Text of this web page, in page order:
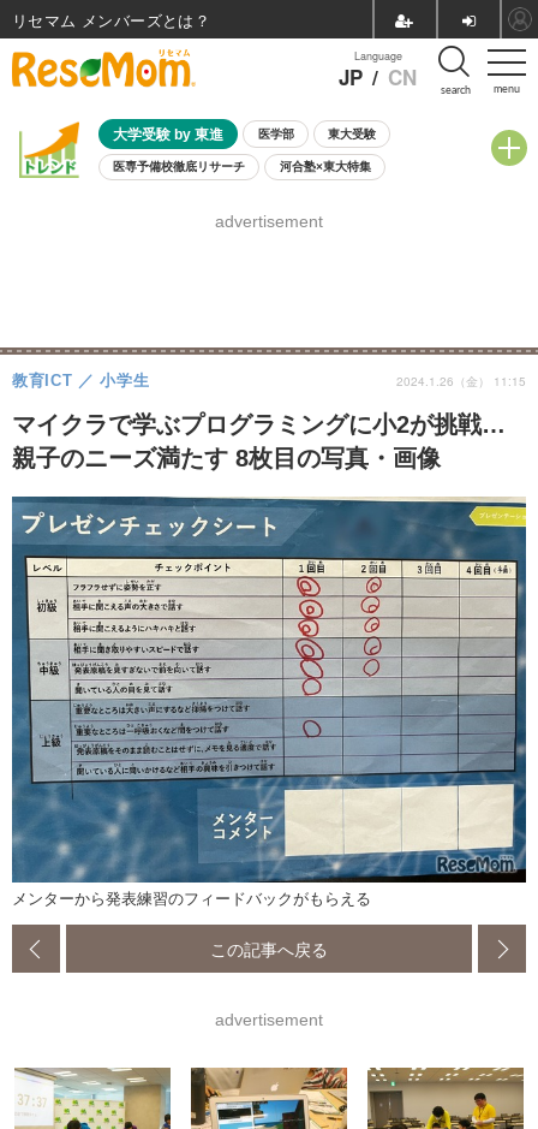
menu
Language
JP / CN search
大学受験 by 東進 医学部 東大受験
医専予備校徹底リサーチ 河合塾×東大特集
8月開催学校説明会・相談会
advertisement
マイクラで学ぶプログラミングに小2が挑戦…
親子のニーズ満たす 8枚目の写真・画像
教育ICT 小学生 2024.1.26（金） 11:15
メンターから発表練習のフィードバックがもらえる
この記事へ戻る
advertisement
リセマム メンバーズ